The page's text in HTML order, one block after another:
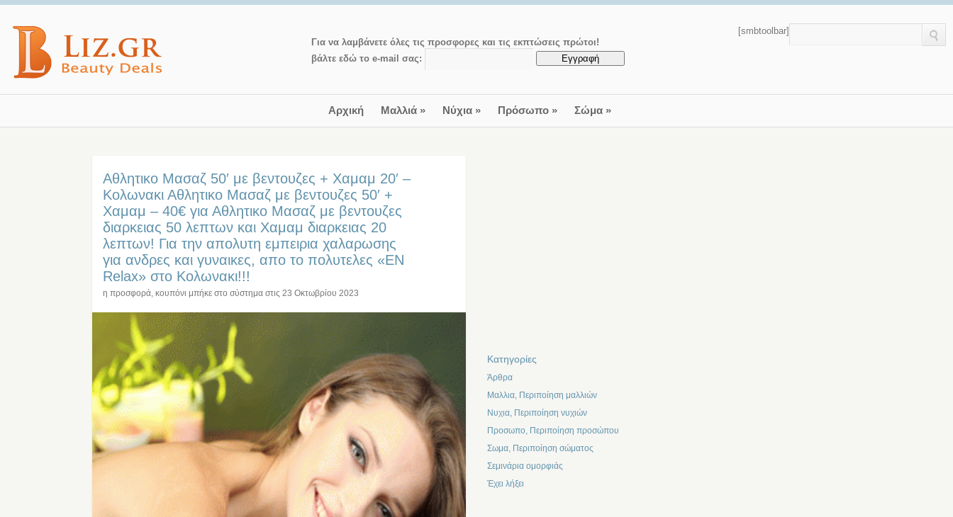
Για να λαμβάνετε όλες τις προσφορες και τις εκπτώσεις πρώτοι!
βάλτε εδώ το e-mail σας:
[smbtoolbar]
Αρχική Μαλλιά» Νύχια» Πρόσωπο» Σώμα»
Αθλητικο Μασαζ 50′ με βεντουζες + Χαμαμ 20′ –
Κολωνακι Αθλητικο Μασαζ με βεντουζες 50′ +
Χαμαμ – 40€ για Αθλητικο Μασαζ με βεντουζες
διαρκειας 50 λεπτων και Χαμαμ διαρκειας 20
λεπτων! Για την απολυτη εμπειρια χαλαρωσης
για ανδρες και γυναικες, απο το πολυτελες «EN
Relax» στο Κολωνακι!!!
η προσφορά, κουπόνι μπήκε στο σύστημα στις23 Οκτωβρίου 2023
Kατηγορίες
Άρθρα
Μαλλια, Περιποίηση μαλλιών
Νυχια, Περιποίηση νυχιών
Προσωπο, Περιποίηση προσώπου
Σωμα, Περιποίηση σώματος
Σεμινάρια ομορφιάς
Έχει λήξει